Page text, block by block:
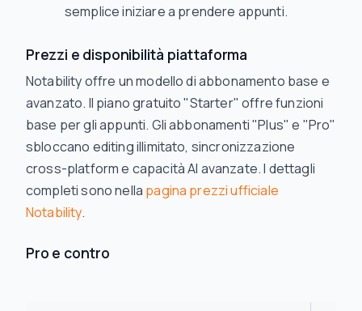
semplice iniziare a prendere appunti.
Prezzi e disponibilità piattaforma
Notability offre un modello di abbonamento base e
avanzato. Il piano gratuito "Starter" offre funzioni
base per gli appunti. Gli abbonamenti "Plus" e "Pro"
sbloccano editing illimitato, sincronizzazione
cross-platform e capacità AI avanzate. I dettagli
completi sono nella pagina prezzi ufficiale
Notability.
Pro e contro